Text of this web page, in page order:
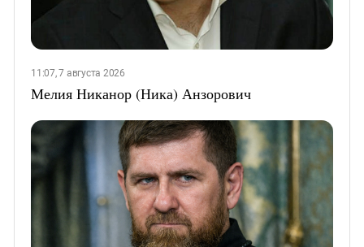
11:07, 7 августа 2026
Мелия Никанор (Ника) Анзорович